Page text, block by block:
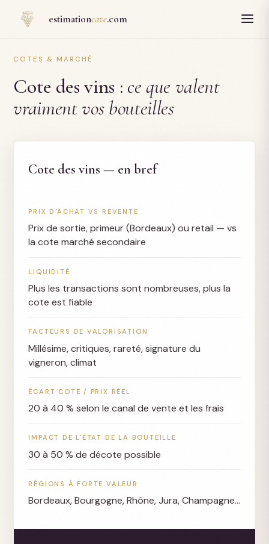
estimationcave.com
COTES & MARCHÉ
Cote des vins : ce que valent
vraiment vos bouteilles
Cote des vins — en bref
PRIX D'ACHAT VS REVENTE
Prix de sortie, primeur (Bordeaux) ou retail — vs
la cote marché secondaire
LIQUIDITÉ
Plus les transactions sont nombreuses, plus la
cote est fiable
FACTEURS DE VALORISATION
Millésime, critiques, rareté, signature du
vigneron, climat
ÉCART COTE / PRIX RÉEL
20 à 40 % selon le canal de vente et les frais
IMPACT DE L'ÉTAT DE LA BOUTEILLE
30 à 50 % de décote possible
RÉGIONS À FORTE VALEUR
Bordeaux, Bourgogne, Rhône, Jura, Champagne…